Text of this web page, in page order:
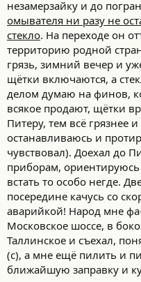
незамерзайку и до
омывателя ни разу не
стекло. На переходе он
территорию родной
грязь, зимний вечер и
щётки включаются, а
делом думаю на финов,
всякое продают, щётки
Питеру, тем всё грязнее
останавливаюсь и
чувствовал). Доехал до
приборам,
встать то особо негде.
посередине качусь со
аварийкой! Народ мне
Московское шоссе, в
Таллинское и съехал,
(с), а мне ещё пилить и
ближайшую заправку и